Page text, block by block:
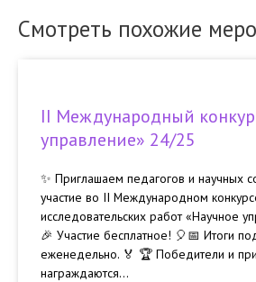
Смотреть похожие
II Международный
управление» 24/25
✨ Приглашаем педагогов и научных
участие во II Международном
исследовательских работ «Научное
🎉 Участие бесплатное! 🎈📅 Итоги
еженедельно. 🏅 🏆 Победители и
награждаются...